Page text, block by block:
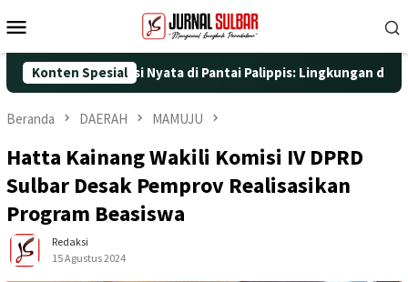
ke
Mobile
Konten Spesial
dengan Aksi Nyata di Pantai Palippis: Lingkungan dan
Beranda DAERAH MAMUJU
Hatta Kainang Wakili Komisi IV DPRD
Sulbar Desak Pemprov Realisasikan
Program Beasiswa
Redaksi
15 Agustus 2024